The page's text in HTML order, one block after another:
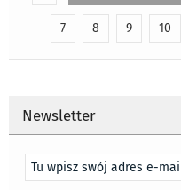
7 8 9 10
Newsletter